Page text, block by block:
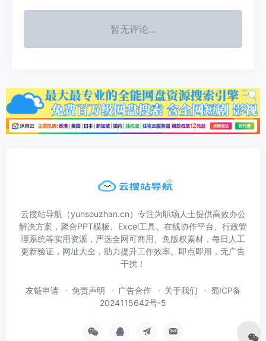
暂无评论...
云搜站导航（yunsouzhan.cn）专注为职场人士提供高效办公
解决方案，聚合PPT模板、Excel工具、在线协作平台、行政管
理系统等实用资源，严选全网可商用、免版权素材，每日人工
更新验证，网址大全，助力提升工作效率。即点即用，无广告
干扰！
友链申请 免责声明 广告合作 关于我们
蜀ICP备
2024115642号-5